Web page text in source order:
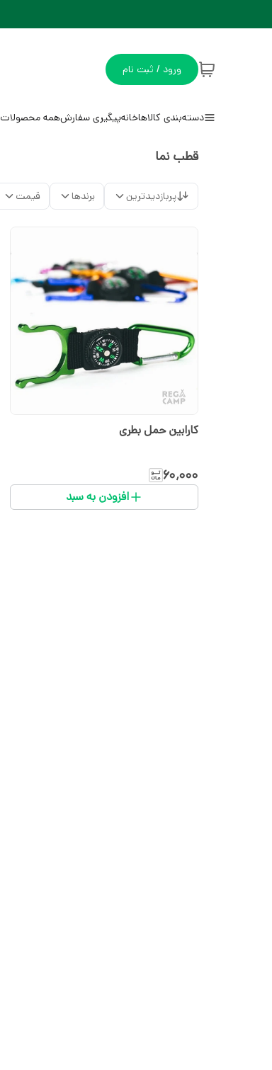
ورود / ثبت نام
دسته‌بندی کالاهاخانهپیگیری سفارشهمه محصولات
قطب نما
پربازدیدترین برندها قیمت
کارابین حمل بطری
۶۰٬۰۰۰
افزودن به سبد